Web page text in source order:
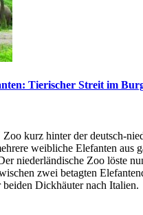
Tierischer Streit im
kurz hinter der deutsch-
weibliche Elefanten aus
niederländische Zoo löste
zwei betagten
Dickhäuter nach Italien.